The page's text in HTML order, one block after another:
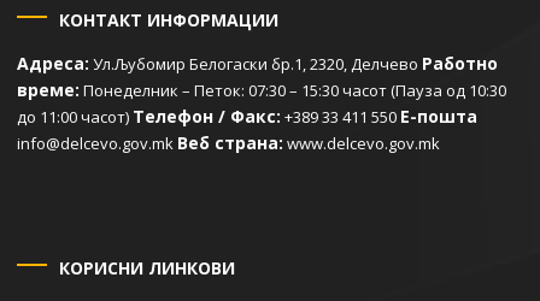
КОНТАКТ ИНФОРМАЦИИ
Адреса: Ул.Љубомир Белогаски бр.1, 2320, Делчево Работно
време: Понеделник – Петок: 07:30 – 15:30 часот (Пауза од 10:30
до 11:00 часот) Телефон / Факс: +389 33 411 550 Е-пошта
info@delcevo.gov.mk Веб страна: www.delcevo.gov.mk
КОРИСНИ ЛИНКОВИ